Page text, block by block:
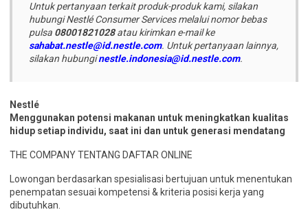
Untuk pertanyaan terkait produk-produk kami, silakan
hubungi Nestlé Consumer Services melalui nomor bebas
pulsa 08001821028atau kirimkan e-mail ke
sahabat.nestle@id.nestle.com. Untuk pertanyaan lainnya,
silakan hubunginestle.indonesia@id.nestle.com.
Nestlé
Menggunakan potensi makanan untuk meningkatkan kualitas
hidup setiap individu, saat ini dan untuk generasi mendatang
THE COMPANY TENTANG DAFTAR ONLINE
Lowongan berdasarkan spesialisasi bertujuan untuk menentukan
penempatan sesuai kompetensi & kriteria posisi kerja yang
dibutuhkan.